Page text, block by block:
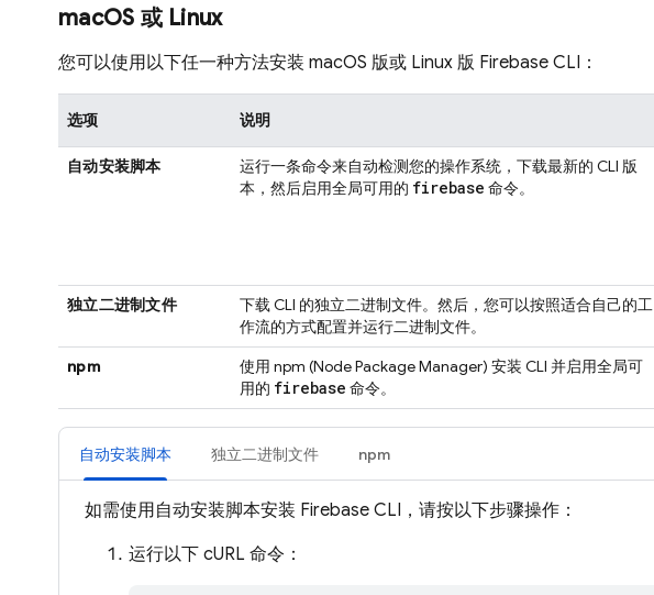
macOS 或 Linux
您可以使用以下任一种方法安装 macOS 版或 Linux 版 Firebase CLI：
选项 说明
自动安装脚本
运行一条命令来自动检测您的操作系统，下载最新的 CLI 版
本，然后启用全局可用的 firebase 命令。
独立二进制文件
下载 CLI 的独立二进制文件。然后，您可以按照适合自己的工
作流的方式配置并运行二进制文件。
npm
使用 npm (Node Package Manager) 安装 CLI 并启用全局可
用的 firebase 命令。
自动安装脚本 独立二进制文件 npm
如需使用自动安装脚本安装 Firebase CLI，请按以下步骤操作：
运行以下 cURL 命令：